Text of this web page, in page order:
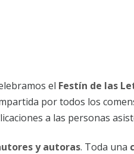
el Festín de las
por todos los
a las personas
y autoras. Toda una